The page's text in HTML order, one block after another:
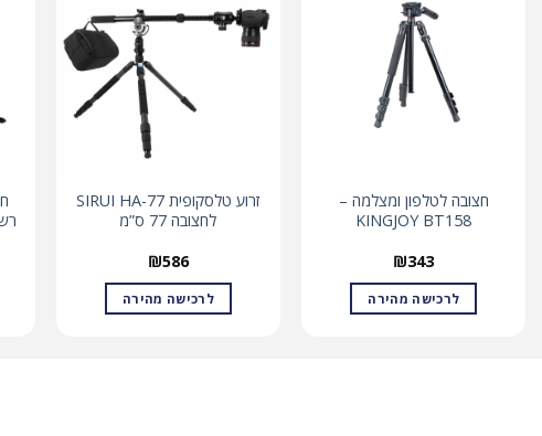
חצובה לטלפון ומצלמה –
KINGJOY BT158
₪343
לרכישה מהירה
זרוע טלסקופית SIRUI HA-77
לחצובה 77 ס”מ
₪586
לרכישה מהירה